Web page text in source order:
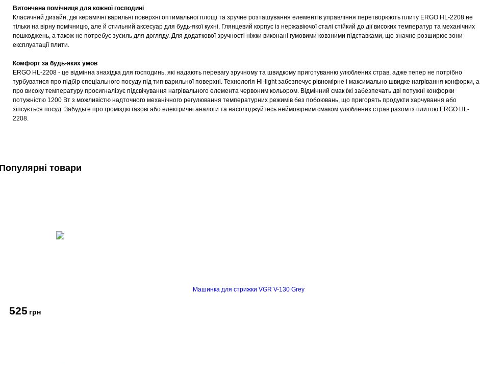
Витончена помічниця для кожної господині
Класичний дизайн, дві керамічні варильні поверхні оптимальної площі та зручне розташування елементів управління перетворюють плиту ERGO HL-2208 не
тільки на вірну помічницю, але й стильний аксесуар для будь-якої кухні. Глянцевий корпус із нержавіючої сталі стійкий до дії високих температур та механічних
пошкоджень, а також не потребує зусиль для догляду. Для додаткової зручності ніжки виконані гумовими ковзними підставками, що значно розширює зони
експлуатації плити.
Комфорт за будь-яких умов
ERGO HL-2208 - це відмінна знахідка для господинь, які надають перевагу зручному та швидкому приготуванню улюблених страв, адже тепер не потрібно
турбуватися про підбір спеціального посуду під тип варильної поверхні. Технологія Hi-light забезпечує рівномірне і максимально швидке нагрівання конфорки, а
про високу температуру просигналізує підсвічування нагрівального елемента червоним кольором. Відмінний смак їжі забезпечать дві потужні конфорки
потужністю 1200 Вт з можливістю надточного механічного регулювання температурних режимів без побоювань, що пригорять продукти харчування або
зіпсується посуд. Забудьте про громіздкі газові або електричні аналоги та насолоджуйтесь неймовірним смаком улюблених страв разом із плитою ERGO HL-
2208.
товари
Машинка для стрижки VGR V-130 Grey
525 грн